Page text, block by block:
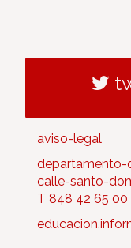
aviso-legal
departamento-
calle-santo-
T 848 42 65